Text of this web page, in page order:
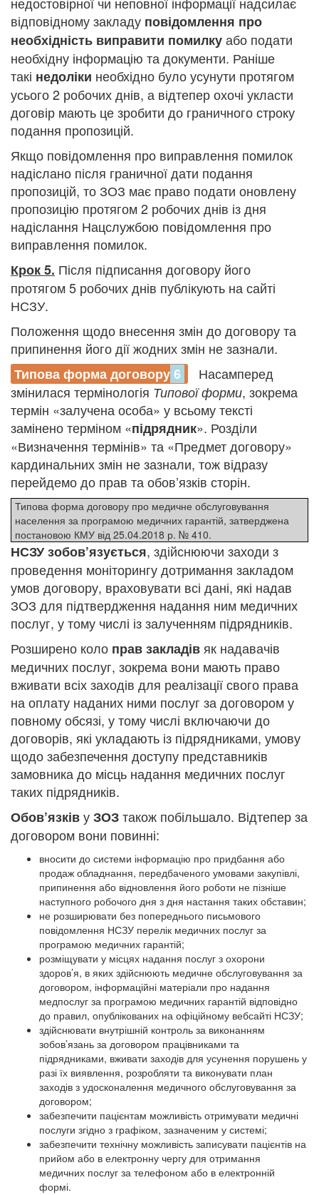
відповідному закладу повідомлення про
необхідність виправити помилкуабо подати
необхідну інформацію та документи. Раніше
такі недоліки необхідно було усунути протягом
усього 2 робочих днів, а відтепер охочі укласти
договір мають це зробити до граничного строку
подання пропозицій.
Якщо повідомлення про виправлення помилок
надіслано після граничної дати подання
пропозицій, то ЗОЗ має право подати оновлену
пропозицію протягом 2 робочих днів із дня
надіслання Нацслужбою повідомлення про
виправлення помилок.
Крок 5. Після підписання договору його
протягом 5 робочих днів публікують на сайті
НСЗУ.
Положення щодо внесення змін до договору та
припинення його дії жодних змін не зазнали.
Типова форма договору6
Насамперед
змінилася термінологія Типової форми, зокрема
термін «залучена особа» у всьому тексті
замінено терміном «підрядник». Розділи
«Визначення термінів» та «Предмет договору»
кардинальних змін не зазнали, тож відразу
перейдемо до прав та обов’язків сторін.
Типова форма договору про медичне обслуговування
населення за програмою медичних гарантій, затверджена
постановою КМУ від 25.04.2018 р. № 410.
НСЗУ зобов’язується, здійснюючи заходи з
проведення моніторингу дотримання закладом
умов договору, враховувати всі дані, які надав
ЗОЗ для підтвердження надання ним медичних
послуг, у тому числі із залученням підрядників.
Розширено коло прав закладів як надавачів
медичних послуг, зокрема вони мають право
вживати всіх заходів для реалізації свого права
на оплату наданих ними послуг за договором у
повному обсязі, у тому числі включаючи до
договорів, які укладають із підрядниками, умову
щодо забезпечення доступу представників
замовника до місць надання медичних послуг
таких підрядників.
Обов’язківуЗОЗтакож побільшало. Відтепер за
договором вони повинні:
вносити до системи інформацію про придбання або
продаж обладнання, передбаченого умовами закупівлі,
припинення або відновлення його роботи не пізніше
наступного робочого дня з дня настання таких обставин;
не розширювати без попереднього письмового
повідомлення НСЗУ перелік медичних послуг за
програмою медичних гарантій;
розміщувати у місцях надання послуг з охорони
здоров’я, в яких здійснюють медичне обслуговування за
договором, інформаційні матеріали про надання
медпослуг за програмою медичних гарантій відповідно
до правил, опублікованих на офіційному вебсайті НСЗУ;
здійснювати внутрішній контроль за виконанням
зобов’язань за договором працівниками та
підрядниками, вживати заходів для усунення порушень у
разі їх виявлення, розробляти та виконувати план
заходів з удосконалення медичного обслуговування за
договором;
забезпечити пацієнтам можливість отримувати медичні
послуги згідно з графіком, зазначеним у системі;
забезпечити технічну можливість записувати пацієнтів на
прийом або в електронну чергу для отримання
медичних послуг за телефоном або в електронній
формі.